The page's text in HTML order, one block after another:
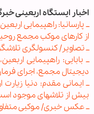
اخبار ایستگاه اربعینی
ــ پارسانیا: راهپیمایی
از کارهای موکب مجمع
ــ تصاویر/ کنسولگری
ــ بابایی: راهپیمایی
دیجیتال مجمع، اجرای
ــ ایمانی مقدم: دنیا
بیش از تلاشهای موجود
ــ عکس خبری/ موکبی